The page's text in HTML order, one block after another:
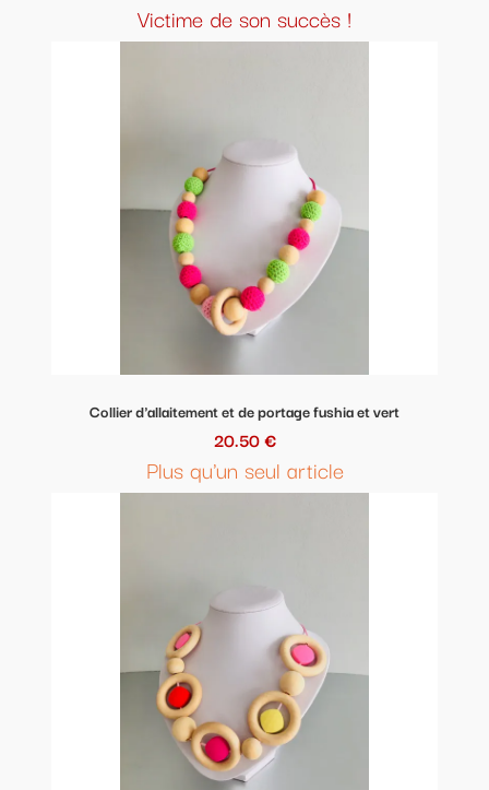
Victime de son succès !
Collier d'allaitement et de portage fushia et vert
20.50 €
Plus qu'un seul article